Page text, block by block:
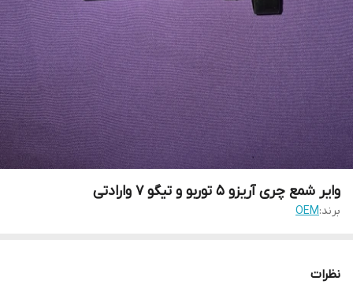
وایر شمع چری آریزو 5 توربو و تیگو 7 وارادتی
برند:OEM
نظرات